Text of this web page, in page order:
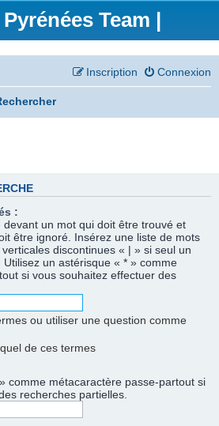
Team |
Connexion
Inscription
:
un mot qui doit être trouvé et
être ignoré. Insérez une liste de mots
discontinues « | » si seul un
un astérisque « * » comme
si vous souhaitez effectuer des
ou utiliser une question comme
de ces termes
comme métacaractère passe-partout si
recherches partielles.